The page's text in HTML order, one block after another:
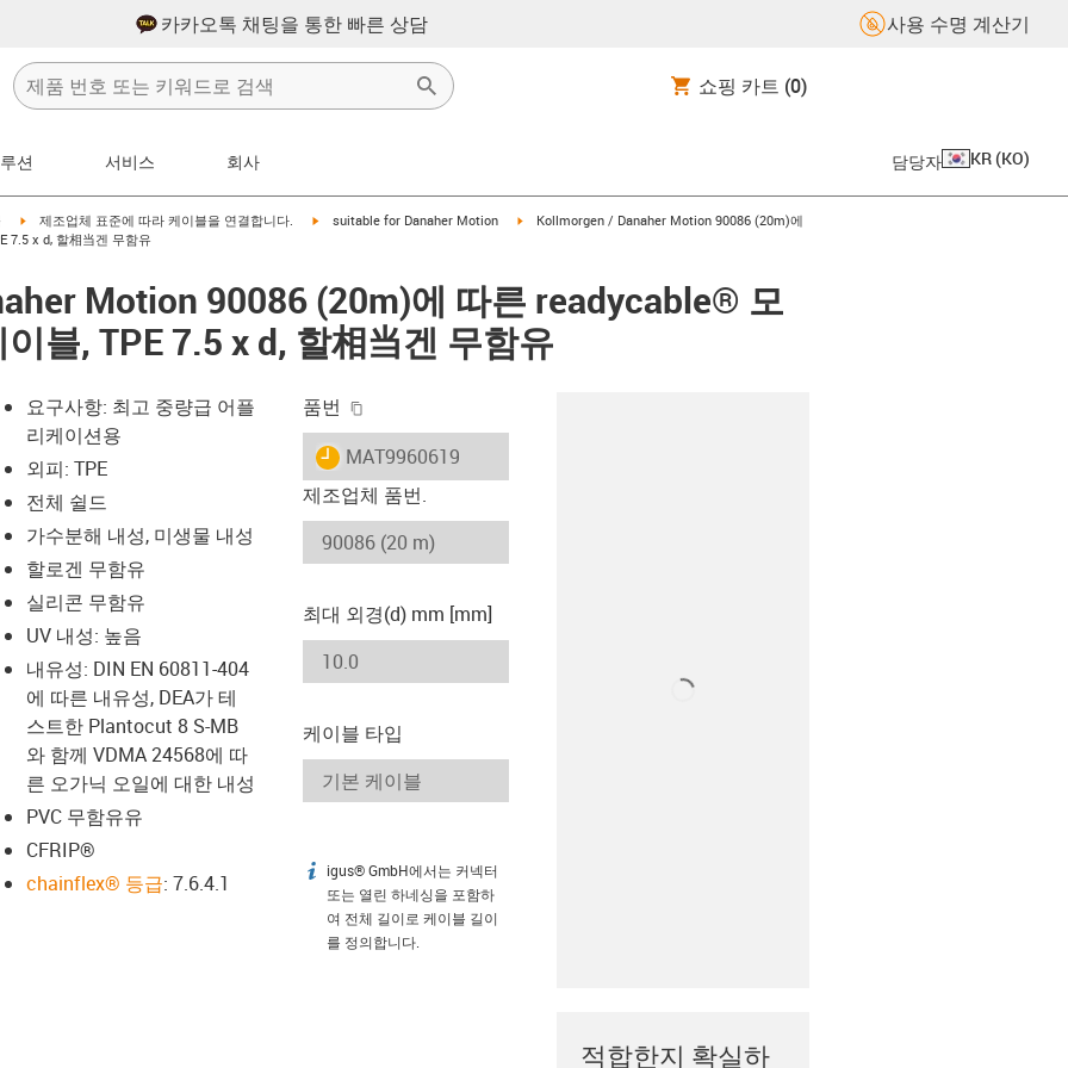
카카오톡 채팅을 통한 빠른 상담 사용 수명 계산기
쇼핑 카트 (0)
션 서비스 회사 담당자 KR (KO)
igus-icon-arrow-right
제조업체 표준에 따라 케이블을 연결합니다. igus-icon-arrow-right
suitable for Danaher Motion igus-icon-arrow-right
Kollmorgen / Danaher Motion 90086 (20m)에
7.5 x d, 할相当겐 무함유
Motion 90086 (20m)에 따른 readycable® 모
블, TPE 7.5 x d, 할相当겐 무함유
icon-lupe
icon-lupe
요구사항: 최고 중량급 어플
리케이션용
외피: TPE
전체 쉴드
가수분해 내성, 미생물 내성
할로겐 무함유
실리콘 무함유
UV 내성: 높음
내유성: DIN EN 60811-404
에 따른 내유성, DEA가 테
스트한 Plantocut 8 S-MB
와 함께 VDMA 24568에 따
른 오가닉 오일에 대한 내성
PVC 무함유유
CFRIP®
chainflex® 등급: 7.6.4.1
품번
igus-icon-lieferzeit
MAT9960619
제조업체 품번.
최대 외경(d) mm [mm]
케이블 타입
igus-icon-info
igus® GmbH에서는 커넥터
또는 열린 하네싱을 포함하
여 전체 길이로 케이블 길이
를 정의합니다.
적합한지 확실하